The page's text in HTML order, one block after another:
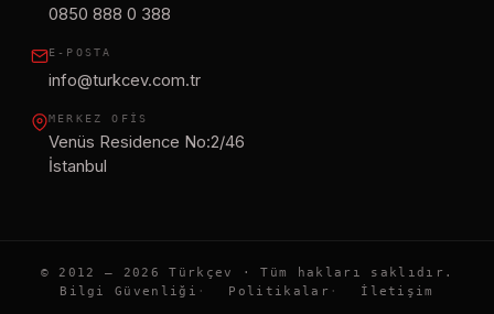
0850 888 0 388
E-POSTA
info@turkcev.com.tr
MERKEZ OFIS
Venüs Residence No:2/46
İstanbul
© 2012 – 2026 Türkçev · Tüm hakları saklıdır.
Bilgi Güvenliği
Politikalar İletişim